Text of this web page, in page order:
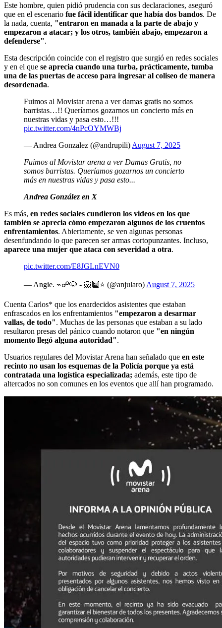
Este hombre, quien pidió prudencia con sus declaraciones, aseguró
que en el escenario fue fácil identificar que había dos bandos. De
la nada, cuenta, "entraron en manada a la parte de abajo y
empezaron a atacar; y los otros, también abajo, empezaron a
defenderse".
Esta descripción coincide con el registro que surgió en redes sociales
y en el que se aprecia cuando una turba, prácticamente, tumba
una de las puertas de acceso para ingresar al coliseo de manera
desordenada.
Fuimos al Movistar arena a ver damas gratis no somos
barristas…!! Queríamos gozarnos un concierto más en
nuestras vidas y pasa esto…!!!
pic.twitter.com/4nPcOYMWBj
— Andrea Gonzalez (@andrupili) August 7, 2025
Fuimos al Movistar arena a ver Damas Gratis, no
somos barristas. Queríamos gozarnos un concierto
más en nuestras vidas y pasa esto...
Andrea González en X
Es más, en redes sociales cundieron los videos en los que
también se aprecia cómo empezaron algunos de los cruentos
enfrentamientos. Abiertamente, se ven algunas personas
desenfundando lo que parecen ser armas cortopunzantes. Incluso,
aparece una mujer que ataca con severidad a otra.
pic.twitter.com/E8JGLnEVN0
— Angie. ⌁☍🐶 - 🦁🔟⭐️ (@anjularo) August 7, 2025
Cuenta Carlos* que los enardecidos asistentes que estaban
enfrascados en los enfrentamientos "empezaron a desarmar
vallas, de todo". Muchas de las personas que estaban a su lado
resultaron presas del pánico cuando notaron que "en ningún
momento llegó alguna autoridad".
Usuarios regulares del Movistar Arena han señalado que en este
recinto no usan los esquemas de la Policía porque ya está
contratada una logística especializada; además, este tipo de
altercados no son comunes en los eventos que allí han programado.